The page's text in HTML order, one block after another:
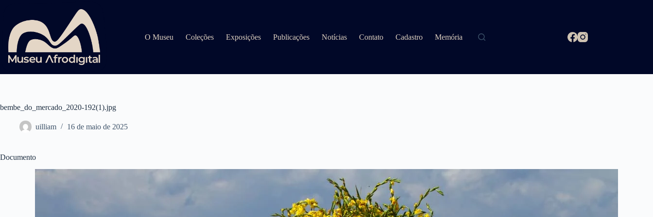
conteúdo
O Museu
Coleções Exposições Publicações Notícias Contato Cadastro Memória
bembe_do_mercado_2020-192(1).jpg
uilliam 16 de maio de 2025
Documento